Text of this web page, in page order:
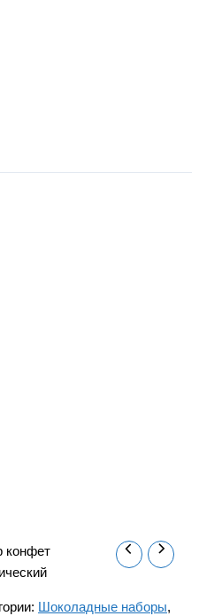
конфет
Шоколадные наборы,